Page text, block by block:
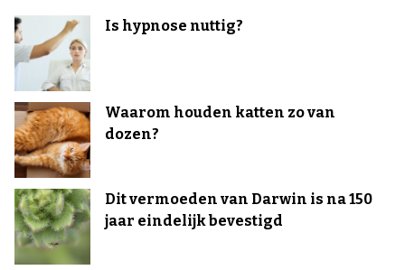
Is hypnose nuttig?
Waarom houden katten zo van
dozen?
Dit vermoeden van Darwin is na 150
jaar eindelijk bevestigd